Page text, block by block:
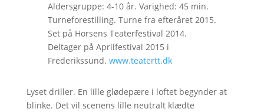
Aldersgruppe: 4-10 år. Varighed: 45 min.
Turneforestilling. Turne fra efteråret 2015.
Set på Horsens Teaterfestival 2014.
Deltager på Aprilfestival 2015 i
Frederikssund. www.teatertt.dk
Lyset driller. En lille glødepære i loftet begynder at
blinke. Det vil scenens lille neutralt klædte